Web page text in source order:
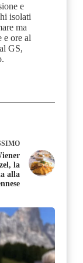
e
isolati
ma
e ore al
GS,
la
alla